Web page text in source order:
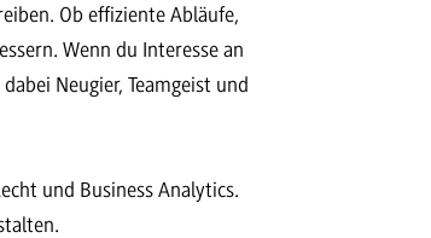
Ob effiziente Abläufe,
Wenn du Interesse an
Neugier, Teamgeist und
und Business Analytics.